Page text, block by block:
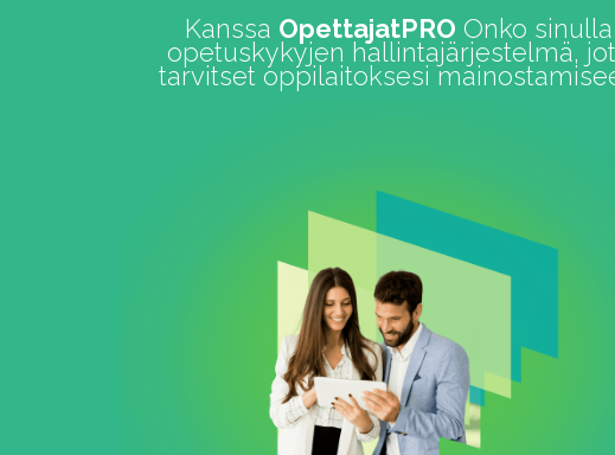
Kanssa OpettajatPRO Onko sinulla
opetuskykyjen hallintajärjestelmä,
tarvitset oppilaitoksesi